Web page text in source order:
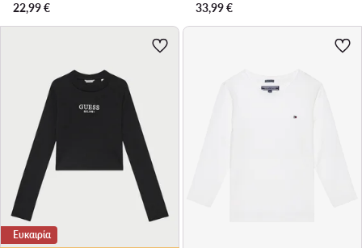
22,99€
33,99€
Ευκαιρία